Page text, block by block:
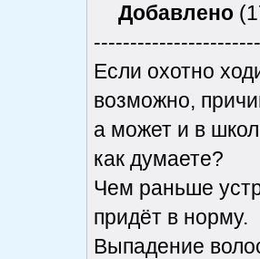
Добавлено
Если охотно
возможно,
а может и в
как думаете?
Чем раньше
придёт в норму.
Выпадение